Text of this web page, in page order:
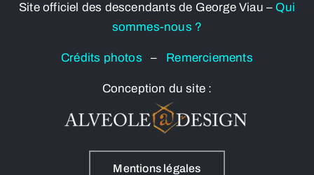
Site officiel des descendants de George Viau – Qui
sommes-nous ?
Crédits photos– Remerciements
Conception du site :
Mentions légales